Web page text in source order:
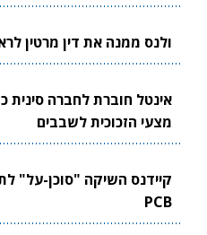
ולנס ממנה את דין מרטין
אינטל חוברת לחברה
מצעי הזכוכית לשבבים
קיידנס השיקה "סוכן-על"
PCB